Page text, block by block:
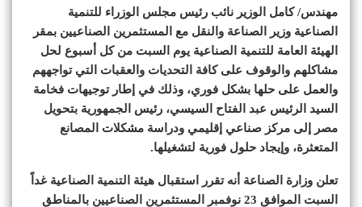
مهندس/ كامل الوزير نائب رئيس مجلس الوزراء للتنمية
الصناعية وزير الصناعة والنقل مع المستثمرين الصناعيين بمقر
الهيئة العامة للتنمية الصناعية يوم السبت من كل أسبوع لحل
مشاكلهم والوقوف على كافة التحديات والعقبات التي تواجههم
والعمل على حلها بشكل فوري، وذلك في إطار توجيهات فخامة
السيد الرئيس عبد الفتاح السيسي، رئيس الجمهورية بتحويل
مصر إلى مركز صناعي إقليمي ودراسة مشكلات المصانع
المتعثرة، وإيجاد حلول فورية لتشغيلها.
تعلن وزارة الصناعة أنه تقرر استقبال هيئة التنمية الصناعية غداً
السبت الموافق 23 نوفمبر المستثمرين الصناعيين بالمناطق